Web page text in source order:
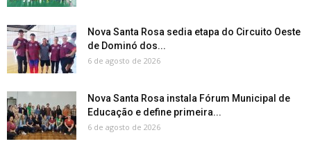
Nova Santa Rosa sedia etapa do Circuito Oeste
de Dominó dos...
6 de agosto de 2026
Nova Santa Rosa instala Fórum Municipal de
Educação e define primeira...
6 de agosto de 2026